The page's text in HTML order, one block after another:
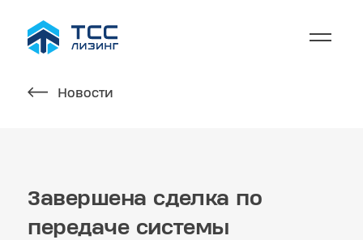
Новости
Завершена сделка по
передаче системы